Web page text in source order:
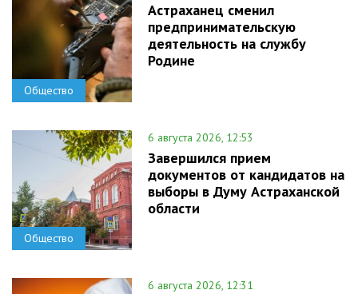
Общество
Астраханец сменил
предпринимательскую
деятельность на службу
Родине
Общество
6 августа 2026, 12:53
Завершился прием
документов от кандидатов на
выборы в Думу Астраханской
области
6 августа 2026, 12:31